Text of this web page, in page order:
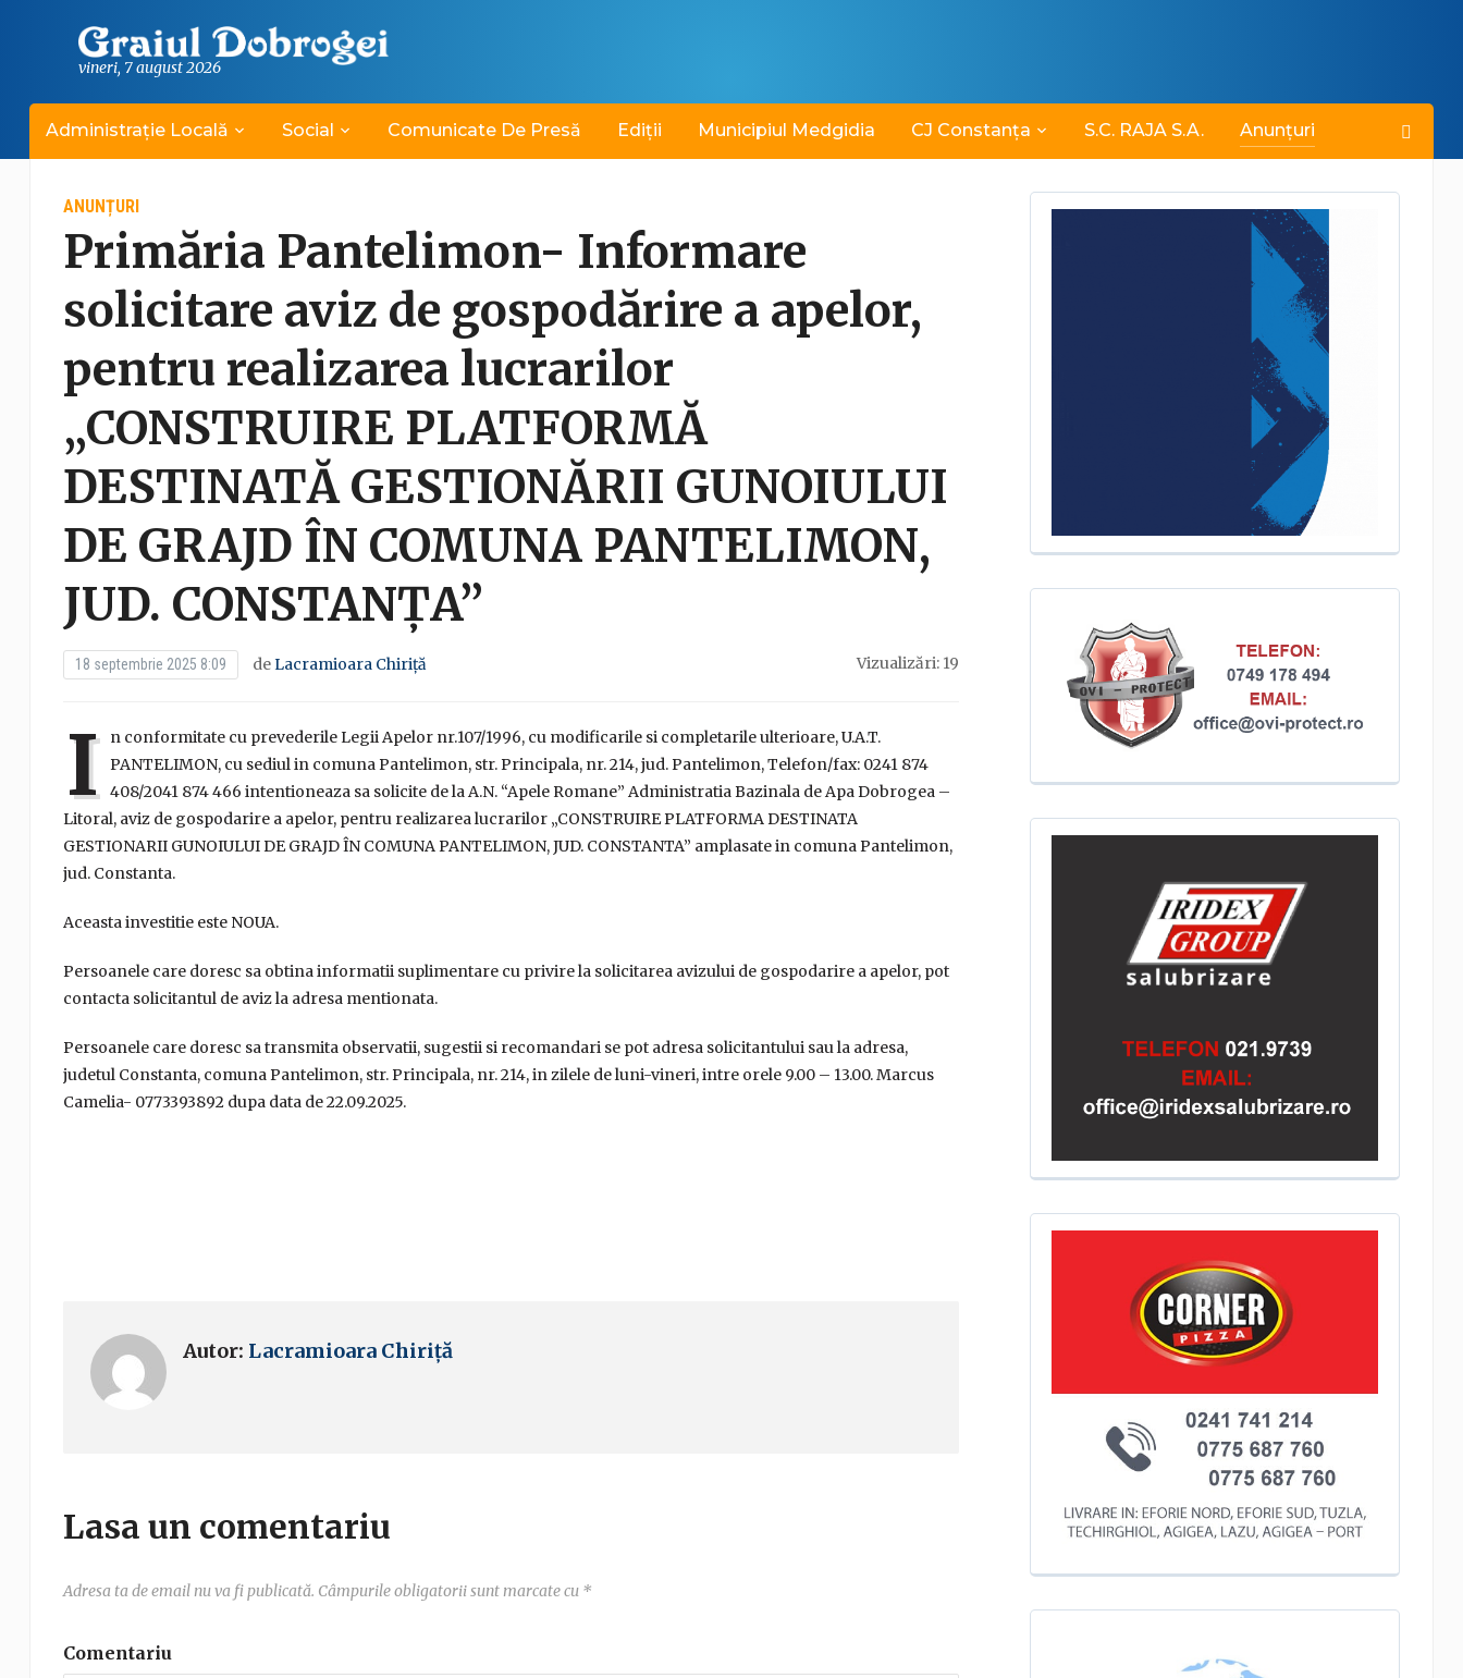
vineri, 7 august 2026
Administrație Locală Social Comunicate De Presă Ediții Municipiul Medgidia CJ Constanța S.C. RAJA S.A. Anunțuri
ANUNȚURI
Primăria Pantelimon- Informare
solicitare aviz de gospodărire a apelor,
pentru realizarea lucrarilor
„CONSTRUIRE PLATFORMĂ
DESTINATĂ GESTIONĂRII GUNOIULUI
DE GRAJD ÎN COMUNA PANTELIMON,
JUD. CONSTANȚA”
18 septembrie 2025 8:09 deLacramioara Chiriță Vizualizări: 19
I
n conformitate cu prevederile Legii Apelor nr.107/1996, cu modificarile si completarile ulterioare, U.A.T.
PANTELIMON, cu sediul in comuna Pantelimon, str. Principala, nr. 214, jud. Pantelimon, Telefon/fax: 0241 874
408/2041 874 466 intentioneaza sa solicite de la A.N. “Apele Romane” Administratia Bazinala de Apa Dobrogea –
Litoral, aviz de gospodarire a apelor, pentru realizarea lucrarilor „CONSTRUIRE PLATFORMA DESTINATA
GESTIONARII GUNOIULUI DE GRAJD ÎN COMUNA PANTELIMON, JUD. CONSTANTA” amplasate in comuna Pantelimon,
jud. Constanta.
Aceasta investitie este NOUA.
Persoanele care doresc sa obtina informatii suplimentare cu privire la solicitarea avizului de gospodarire a apelor, pot
contacta solicitantul de aviz la adresa mentionata.
Persoanele care doresc sa transmita observatii, sugestii si recomandari se pot adresa solicitantului sau la adresa,
judetul Constanta, comuna Pantelimon, str. Principala, nr. 214, in zilele de luni-vineri, intre orele 9.00 – 13.00. Marcus
Camelia- 0773393892 dupa data de 22.09.2025.
Autor: Lacramioara Chiriță
Lasa un comentariu
Adresa ta de email nu va fi publicată. Câmpurile obligatorii sunt marcate cu *
Comentariu